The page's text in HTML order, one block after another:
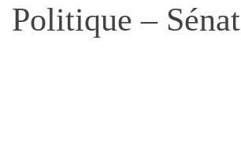
Politique – Sénat